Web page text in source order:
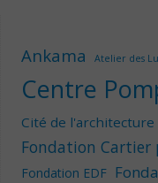
Ankama Atelier des
Centre
Cité de
Fondation
Fondation EDF